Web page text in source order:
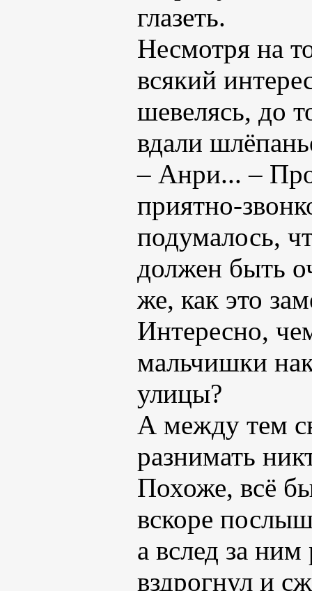
глазеть.
Несмотря на
всякий
шевелясь, до
вдали
– Анри... –
приятно-
подумалось,
должен быть
же, как это
Интересно,
мальчишки
улицы?
А между тем
разнимать
Похоже, всё
вскоре
а вслед за
вздрогнул и